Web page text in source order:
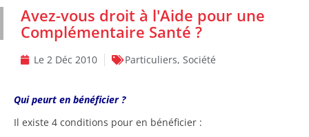
Avez-vous droit à l'Aide pour une
Complémentaire Santé ?
Le 2 Déc 2010 Particuliers, Société
Qui peurt en bénéficier ?
Il existe 4 conditions pour en bénéficier :